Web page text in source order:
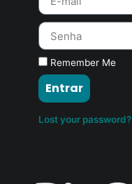
Remember Me
Entrar
Lost your password?